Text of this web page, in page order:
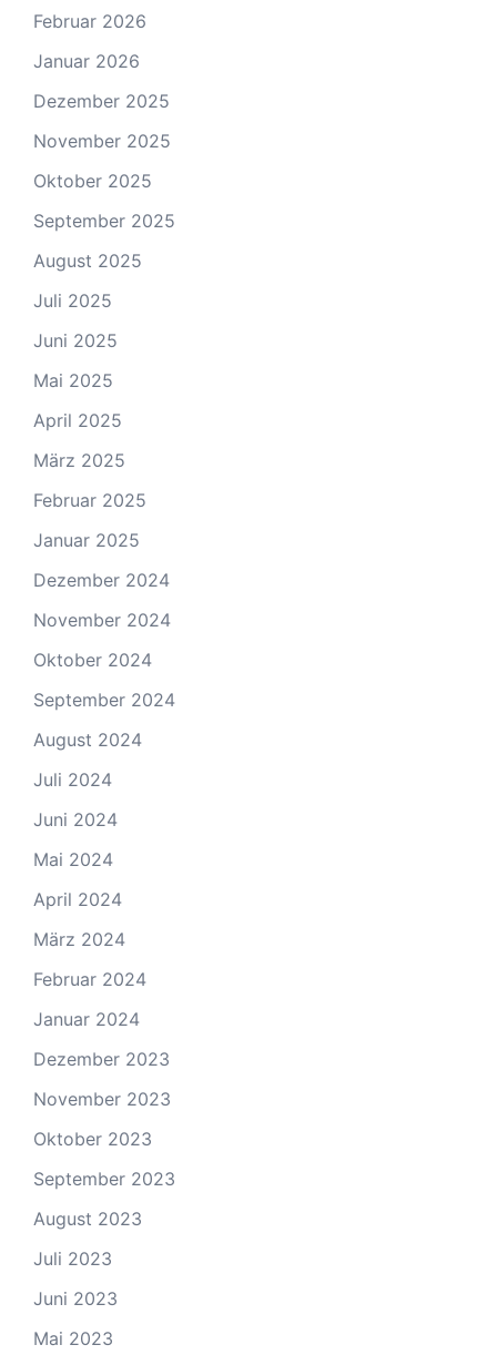
Februar 2026
Januar 2026
Dezember 2025
November 2025
Oktober 2025
September 2025
August 2025
Juli 2025
Juni 2025
Mai 2025
April 2025
März 2025
Februar 2025
Januar 2025
Dezember 2024
November 2024
Oktober 2024
September 2024
August 2024
Juli 2024
Juni 2024
Mai 2024
April 2024
März 2024
Februar 2024
Januar 2024
Dezember 2023
November 2023
Oktober 2023
September 2023
August 2023
Juli 2023
Juni 2023
Mai 2023